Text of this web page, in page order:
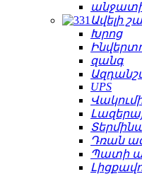
Ավելի
Խրոց
զանգ
UPS
Դռան
Պատի